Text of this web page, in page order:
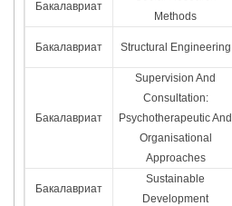
Бакалавриат
Methods
Бакалавриат Structural Engineering
Бакалавриат
Supervision And
Consultation:
Psychotherapeutic And
Organisational
Approaches
Бакалавриат
Sustainable
Development